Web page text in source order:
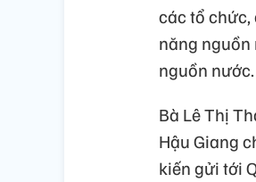
các tổ chức,
năng nguồn
nguồn nước.
Bà Lê Thị
Hậu Giang
kiến gửi tới